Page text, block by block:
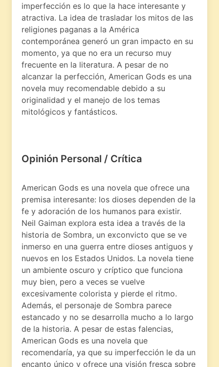
imperfección es lo que la hace interesante y
atractiva. La idea de trasladar los mitos de las
religiones paganas a la América
contemporánea generó un gran impacto en su
momento, ya que no era un recurso muy
frecuente en la literatura. A pesar de no
alcanzar la perfección, American Gods es una
novela muy recomendable debido a su
originalidad y el manejo de los temas
mitológicos y fantásticos.
Opinión Personal / Crítica
American Gods es una novela que ofrece una
premisa interesante: los dioses dependen de la
fe y adoración de los humanos para existir.
Neil Gaiman explora esta idea a través de la
historia de Sombra, un exconvicto que se ve
inmerso en una guerra entre dioses antiguos y
nuevos en los Estados Unidos. La novela tiene
un ambiente oscuro y críptico que funciona
muy bien, pero a veces se vuelve
excesivamente colorista y pierde el ritmo.
Además, el personaje de Sombra parece
estancado y no se desarrolla mucho a lo largo
de la historia. A pesar de estas falencias,
American Gods es una novela que
recomendaría, ya que su imperfección le da un
encanto único y ofrece una visión fresca sobre